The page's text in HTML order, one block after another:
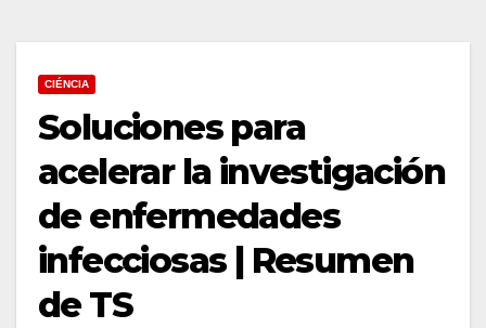
CIÉNCIA
Soluciones para
acelerar la investigación
de enfermedades
infecciosas | Resumen
de TS